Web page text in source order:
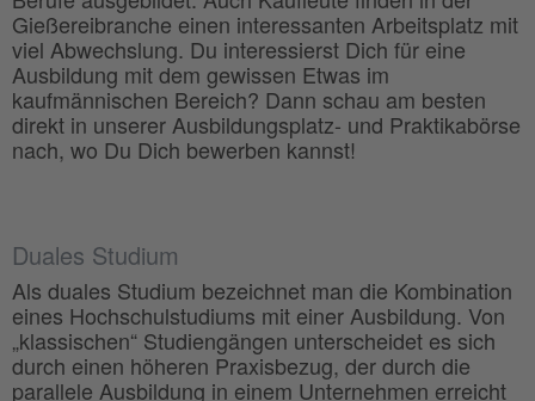
Gießereibranche einen interessanten Arbeitsplatz mit
viel Abwechslung. Du interessierst Dich für eine
Ausbildung mit dem gewissen Etwas im
kaufmännischen Bereich? Dann schau am besten
direkt in unserer Ausbildungsplatz- und Praktikabörse
nach, wo Du Dich bewerben kannst!
Duales Studium
Als duales Studium bezeichnet man die Kombination
eines Hochschulstudiums mit einer Ausbildung. Von
„klassischen“ Studiengängen unterscheidet es sich
durch einen höheren Praxisbezug, der durch die
parallele Ausbildung in einem Unternehmen erreicht